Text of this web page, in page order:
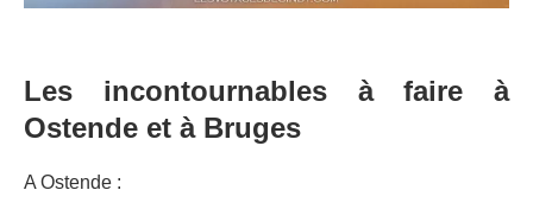
Les incontournables à faire à
Ostende et à Bruges
A Ostende :